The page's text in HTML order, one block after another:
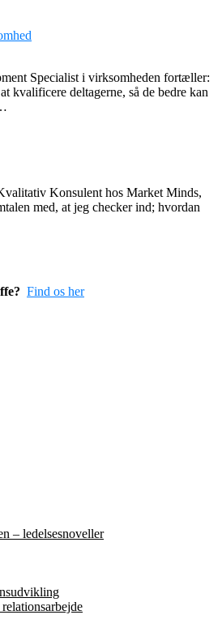
Specialist i virksomheden fortæller:
kvalificere deltagerne, så de bedre kan
Konsulent hos Market Minds,
med, at jeg checker ind; hvordan
Find os her
– ledelsesnoveller